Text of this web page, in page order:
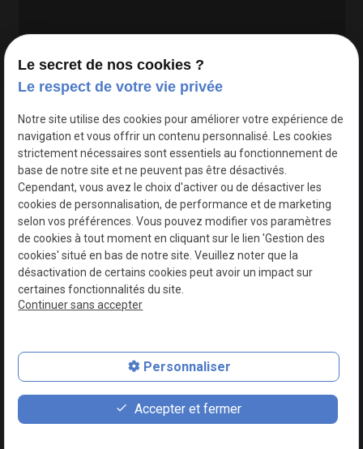
Google Maps Search API est désactivé.
Plan du site
Mentions légales
Politique de confidentialité
Le secret de nos cookies ?
Le respect de votre vie privée
Notre site utilise des cookies pour améliorer votre expérience de
navigation et vous offrir un contenu personnalisé. Les cookies
strictement nécessaires sont essentiels au fonctionnement de
base de notre site et ne peuvent pas être désactivés.
Cependant, vous avez le choix d'activer ou de désactiver les
cookies de personnalisation, de performance et de marketing
selon vos préférences. Vous pouvez modifier vos paramètres
de cookies à tout moment en cliquant sur le lien 'Gestion des
cookies' situé en bas de notre site. Veuillez noter que la
désactivation de certains cookies peut avoir un impact sur
certaines fonctionnalités du site.
Continuer sans accepter
Personnaliser
Accepter et fermer